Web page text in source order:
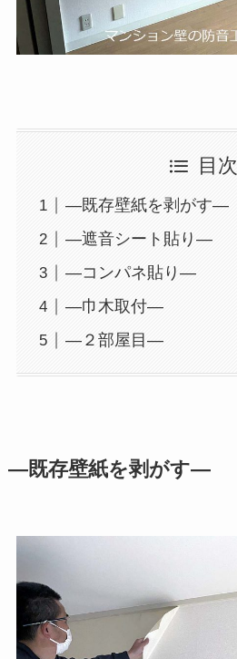
目次
―既存壁紙を剥がす―
―遮音シート貼り―
―コンパネ貼り―
―巾木取付―
―２部屋目―
―既存壁紙を剥がす―